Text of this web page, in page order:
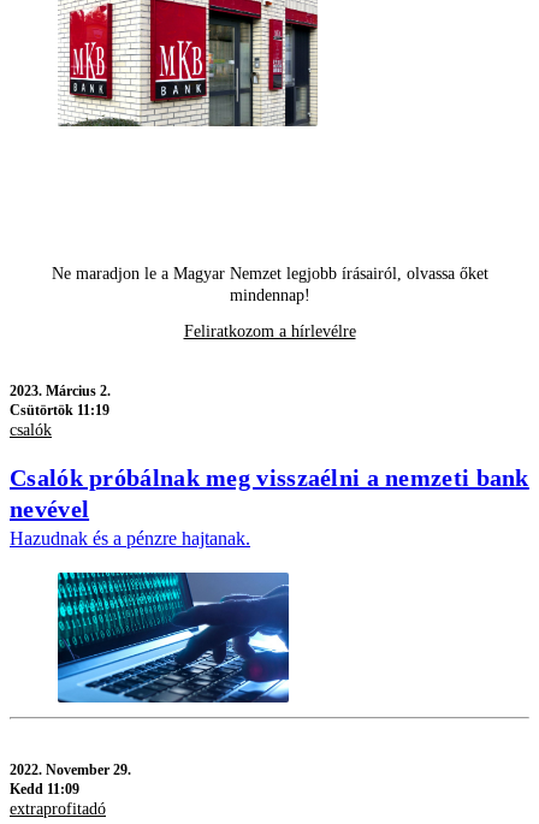
Ne maradjon le a Magyar Nemzet legjobb írásairól, olvassa őket
mindennap!
Feliratkozom a hírlevélre
2023. Március 2.
Csütörtök 11:19
csalók
Csalók próbálnak meg visszaélni a nemzeti bank
nevével
Hazudnak és a pénzre hajtanak.
2022. November 29.
Kedd 11:09
extraprofitadó